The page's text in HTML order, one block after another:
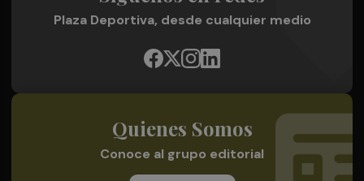
Plaza Deportiva, desde cualquier medio
Quienes Somos
Conoce al grupo editorial